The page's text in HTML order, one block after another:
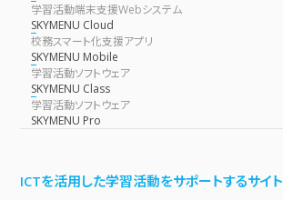
学習活動端末支援Webシステム
SKYMENU Cloud
校務スマート化支援アプリ
SKYMENU Mobile
学習活動ソフトウェア
SKYMENU Class
学習活動ソフトウェア
SKYMENU Pro
ICTを活用した学習活動をサポートするサイト